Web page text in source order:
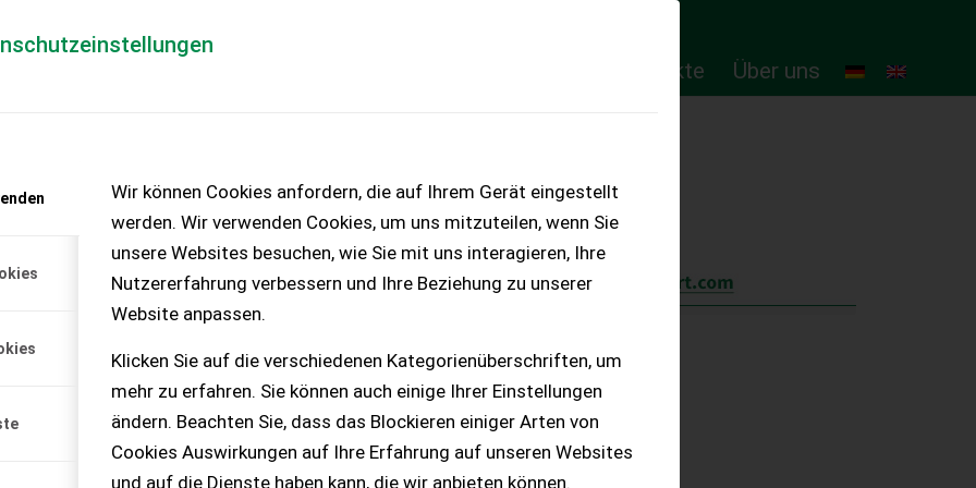
Wir können Cookies anfordern, die auf Ihrem Gerät eingestellt
werden. Wir verwenden Cookies, um uns mitzuteilen, wenn Sie
unsere Websites besuchen, wie Sie mit uns interagieren, Ihre
Nutzererfahrung verbessern und Ihre Beziehung zu unserer
Website anpassen.
Klicken Sie auf die verschiedenen Kategorienüberschriften, um
mehr zu erfahren. Sie können auch einige Ihrer Einstellungen
ändern. Beachten Sie, dass das Blockieren einiger Arten von
Cookies Auswirkungen auf Ihre Erfahrung auf unseren Websites
und auf die Dienste haben kann, die wir anbieten können.
Online-Produkte Über uns
Forwarder inkl.
mit Astwanne, Bj.
Reifen, erst 3.000 Bstd.,
VLS hydr., Astwanne
Dreh- und Nivellierkabine,
Reifen Nokian 710/45-